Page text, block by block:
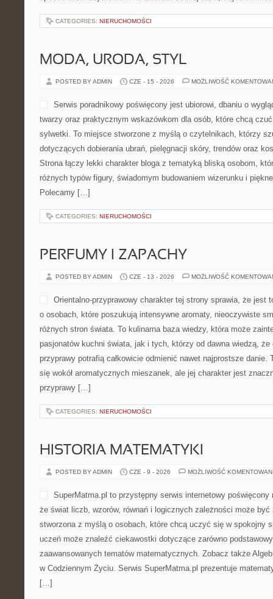
CATEGORIES: NIERUCHOMOŚCI
MODA, URODA, STYL
POSTED BY ADMIN CZE - 15 - 2026 MOŻLIWOŚĆ
Serwis poradnikowy poświęcony jest ubiorowi, dbaniu o
twarzy oraz praktycznym wskazówkom dla osób, które chcą
sylwetki. To miejsce stworzone z myślą o czytelnikach, którzy
dotyczących dobierania ubrań, pielęgnacji skóry, trendów oraz
Strona łączy lekki charakter bloga z tematyką bliską osobom,
różnych typów figury, świadomym budowaniem wizerunku i
Polecamy […]
CATEGORIES: NIERUCHOMOŚCI
PERFUMY I ZAPACHY
POSTED BY ADMIN CZE - 13 - 2026 MOŻLIWOŚĆ
Orientalno-przyprawowy charakter tej strony sprawia, że jest
o osobach, które poszukują intensywne aromaty, nieoczywiste
różnych stron świata. To kulinarna baza wiedzy, która może
pasjonatów kuchni świata, jak i tych, którzy od dawna wiedzą, że
przyprawy potrafią całkowicie odmienić nawet najprostsze danie.
się wokół aromatycznych mieszanek, ale jej charakter jest
przyprawy […]
CATEGORIES: NIERUCHOMOŚCI
HISTORIA MATEMATYKI
POSTED BY ADMIN CZE - 9 - 2026 MOŻLIWOŚĆ
SuperMatma.pl to przystępny serwis internetowy
że świat liczb, wzorów, równań i logicznych zależności może być
stworzona z myślą o osobach, które chcą uczyć się w spokojny
uczeń może znaleźć ciekawostki dotyczące zarówno
zaawansowanych tematów matematycznych. Zobacz także
w Codziennym Życiu. Serwis SuperMatma.pl prezentuje
[…]